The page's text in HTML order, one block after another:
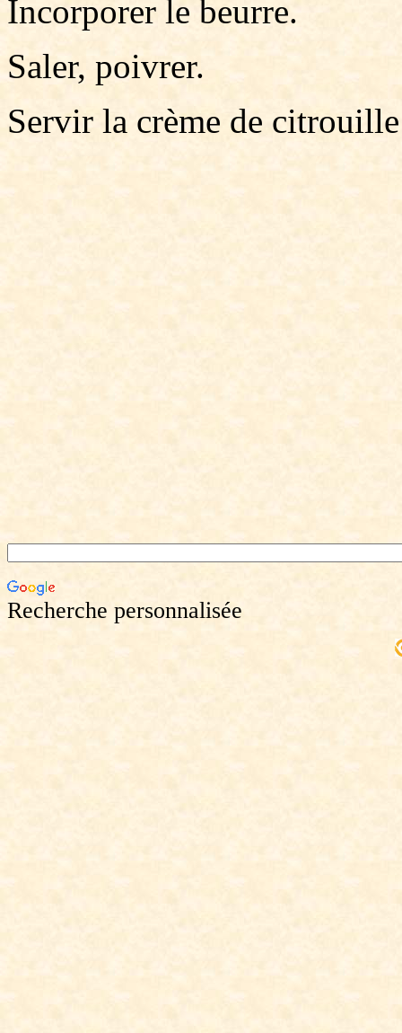
Incorporer le beurre.
Saler, poivrer.
Servir la crème de
Recherche personnalisée